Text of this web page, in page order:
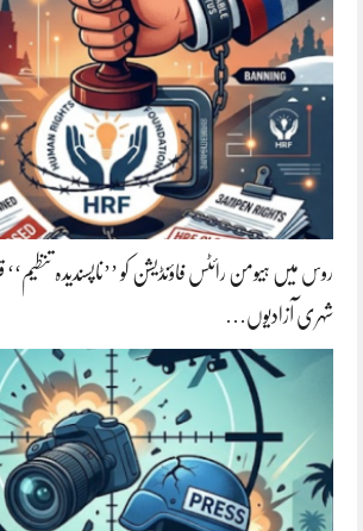
روس میں ہیومن رائٹس فاؤنڈیشن کو ’’ناپسندیدہ
شہری آزادیوں…